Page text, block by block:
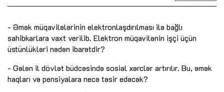
- Əmək müqavilələrinin elektronlaşdırılması ilə bağlı
sahibkarlara vaxt verilib. Elektron müqavilənin işçi üçün
üstünlükləri nədən ibarətdir?
- Gələn il dövlət büdcəsində sosial xərclər artırılır. Bu, əmək
haqları və pensiyalara necə təsir edəcək?